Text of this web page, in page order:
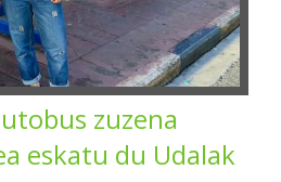
zuzena
eskatu du Udalak